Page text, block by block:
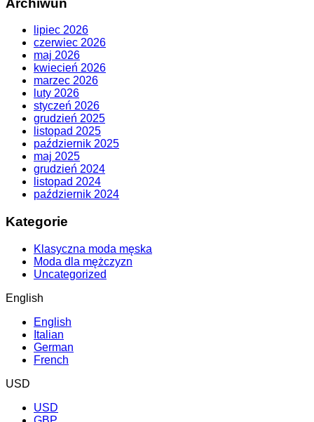
lipiec 2026
czerwiec 2026
maj 2026
kwiecień 2026
marzec 2026
luty 2026
styczeń 2026
grudzień 2025
listopad 2025
październik 2025
maj 2025
grudzień 2024
listopad 2024
październik 2024
Kategorie
Klasyczna moda męska
Moda dla mężczyzn
Uncategorized
English
English
Italian
German
French
USD
USD